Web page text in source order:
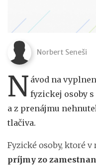
Norbert Seneši
N ávod na
fyzickej osoby
a z prenájmu
tlačiva.
Fyzické osoby, ktoré v
príjmy zo